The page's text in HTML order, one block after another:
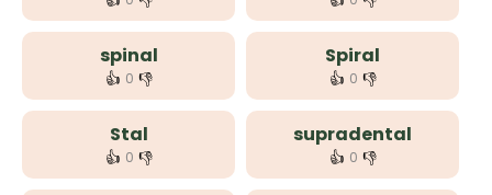
spinal
👍 0 👎
Spiral
👍 0 👎
Stal
👍 0 👎
supradental
👍 0 👎